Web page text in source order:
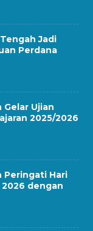
Jadi
Perdana
Gelar Ujian
2025/2026
Peringati Hari
dengan